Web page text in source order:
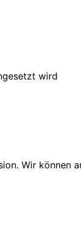
wird
Wir